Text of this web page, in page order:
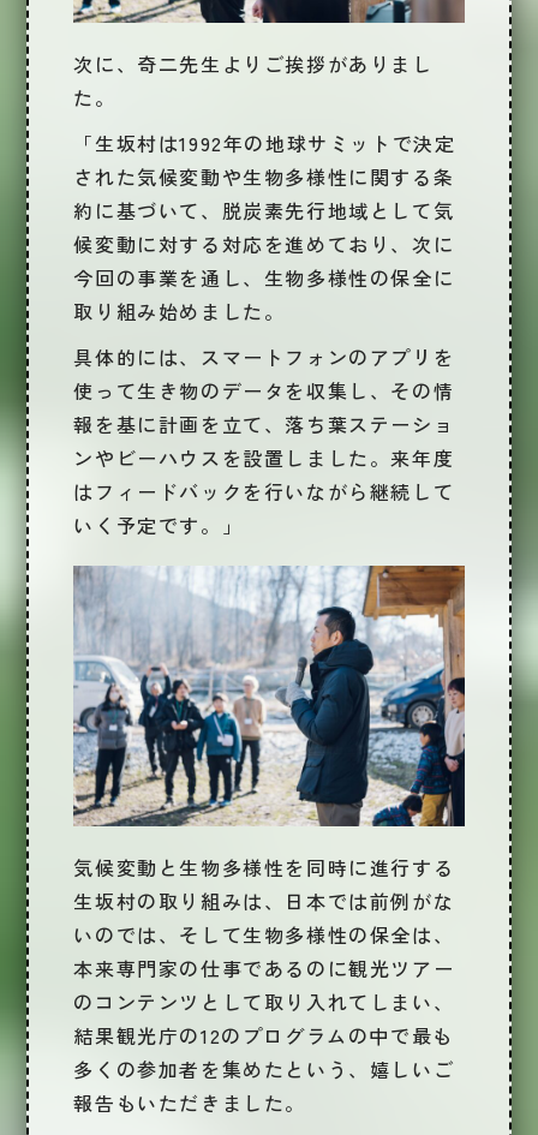
次に、 奇二先生よりご挨拶がありまし
た。
「生坂村は1992年の地球サミットで決定
された気候変動や生物多様性に関する条
約に基づいて、脱炭素先行地域として気
候変動に対する対応を進めており、次に
今回の事業を通し、生物多様性の保全に
取り組み始めました。
具体的には、スマートフォンのアプリを
使って生き物のデータを収集し、その情
報を基に計画を立て、落ち葉ステーショ
ンやビーハウスを設置しました。来年度
はフィードバックを行いながら継続して
いく予定です。」
気候変動と生物多様性を同時に進行する
生坂村の取り組みは、日本では前例がな
いのでは、そして生物多様性の保全は、
本来専門家の仕事であるのに観光ツアー
のコンテンツとして取り入れてしまい、
結果観光庁の12のプログラムの中で最も
多くの参加者を集めたという、嬉しいご
報告もいただきました。